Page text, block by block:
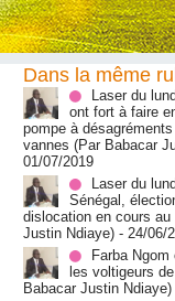
Dans la même
Laser du
ont fort à faire
pompe à
vannes (Par Babacar
01/07/2019
Laser du
Sénégal,
dislocation en cours
Justin Ndiaye) - 24/06/
Farba
les voltigeurs
Babacar Justin Ndiaye)